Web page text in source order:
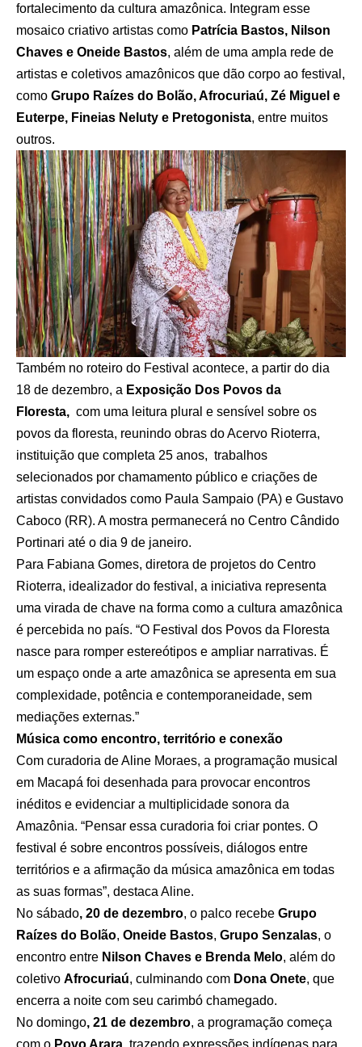
fortalecimento da cultura amazônica. Integram esse
mosaico criativo artistas como Patrícia Bastos, Nilson
Chaves e Oneide Bastos, além de uma ampla rede de
artistas e coletivos amazônicos que dão corpo ao festival,
como Grupo Raízes do Bolão, Afrocuriaú, Zé Miguel e
Euterpe, Fineias Neluty e Pretogonista, entre muitos
outros.
Também no roteiro do Festival acontece, a partir do dia
18 de dezembro, a Exposição Dos Povos da
Floresta, com uma leitura plural e sensível sobre os
povos da floresta, reunindo obras do Acervo Rioterra,
instituição que completa 25 anos, trabalhos
selecionados por chamamento público e criações de
artistas convidados como Paula Sampaio (PA) e Gustavo
Caboco (RR). A mostra permanecerá no Centro Cândido
Portinari até o dia 9 de janeiro.
Para Fabiana Gomes, diretora de projetos do Centro
Rioterra, idealizador do festival, a iniciativa representa
uma virada de chave na forma como a cultura amazônica
é percebida no país. “O Festival dos Povos da Floresta
nasce para romper estereótipos e ampliar narrativas. É
um espaço onde a arte amazônica se apresenta em sua
complexidade, potência e contemporaneidade, sem
mediações externas.”
Música como encontro, território e conexão
Com curadoria de Aline Moraes, a programação musical
em Macapá foi desenhada para provocar encontros
inéditos e evidenciar a multiplicidade sonora da
Amazônia. “Pensar essa curadoria foi criar pontes. O
festival é sobre encontros possíveis, diálogos entre
territórios e a afirmação da música amazônica em todas
as suas formas”, destaca Aline.
No sábado, 20 de dezembro, o palco recebe Grupo
Raízes do Bolão, Oneide Bastos, Grupo Senzalas, o
encontro entre Nilson Chaves e Brenda Melo, além do
coletivo Afrocuriaú, culminando com Dona Onete, que
encerra a noite com seu carimbó chamegado.
No domingo, 21 de dezembro, a programação começa
com o Povo Arara , trazendo expressões indígenas para